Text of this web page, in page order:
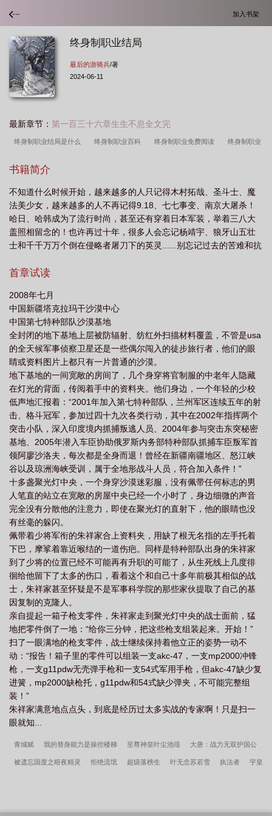
加入书架
终身制职业结局
最后的游骑兵/著
2024-06-11
最新章节： 第一百三十六章生生不息全文完
终身制职业结局是什么 终身制职业百科 终身制职业免费阅读 终身制职业
全集 终身制职业结局
制的职业 终身制职业百度百科 终身制的职业有哪些
书籍简介
不知道什么时候开始，越来越多的人只记得木村拓哉、圣斗士、魔
法美少女，越来越多的人不再记得9.18、七七事变、南京大屠杀！
哈日、哈韩成为了流行时尚，甚至还有穿着日本军装，举着三八大
盖照相留念的！也许再过十年，很多人会忘记杨靖宇、狼牙山五壮
士和千千万万个倒在侵略者屠刀下的英灵......别忘记过去的苦难和抗
类的思维模式，探索一种新的强国道路，没有yy，没有h文，只有在
来幻想，请勿与现实挂钩
首章试读
2008年七月
中国新疆塔克拉玛干沙漠中心
中国第七特种部队沙漠基地
全封闭的地下基地上层被防辐射、纺红外扫描材料覆盖，不管是usa
的全天候军事侦察卫星还是一些偶尔闯入的徒步旅行者，他们的眼
睛或资料图片上都只有一片普通的沙漠。
地下基地的一间宽敞的房间了，几个身穿将官制服的中老年人隐藏
在灯光的背面，传阅着手中的资料夹。他们身边，一个年轻的少校
低声地汇报着：“2001年加入第七特种部队，兰州军区连续五年的射
击、格斗冠军，参加过四十九次各类行动，其中在2002年指挥两个
突击小队，深入印度境内抓捕叛逃人员、2004年参与突击东突秘密
基地、2005年潜入车臣协助俄罗斯内务部特种部队抓捕车臣叛军首
领阿廖沙洛夫，每次都是全身而退！曾经在新疆南疆地区、怒江峡
谷以及琼洲海峡受训，属于全地形战斗人员，符合加入条件！”
十多盏聚光灯中央，一个身穿沙漠迷彩服，没有佩带任何标志的男
人笔直的站立在宽敞的房屋中央已经一个小时了，身边细微的声音
完全没有分散他的注意力，即使在聚光灯的直射下，他的眼睛也没
有丝毫的躲闪。
佩带着少将军衔的朱祥家合上资料夹，用缺了根无名指的左手托着
下巴，摩挲着靠近喉结的一道伤疤。同样是特种部队出身的朱祥家
到了少将的位置已经不可能再有升职的可能了，从生死线上几度徘
徊给他留下了太多的伤口，看着这个和自己十多年前极其相似的战
士，朱祥家甚至怀疑是不是军事科学院的那些家伙提取了自己的基
因复制的克隆人。
亲自提起一箱子枪支零件，朱祥家走到聚光灯中央的战士面前，猛
地把零件倒了一地：“给你三分钟，把这些枪支组装起来。开始！”
扫了一眼满地的枪支零件，战士继续保持着他立正的姿势一动不
动：“报告！箱子里的零件可以组装一支akc-47，一支mp2000冲锋
枪，一支g11pdw无壳弹手枪和一支54式军用手枪，但akc-47缺少复
进簧，mp2000缺枪托，g11pdw和54式缺少弹夹，不可能完整组
装！”
朱祥家满意地点点头，到底是经历过太多实战的专家啊！只是扫一
眼就知...
青城赋 我的替身能力是操控楼梯 至尊神皇叶尘池瑶 大唐：战力无双护国公
被遗忘国度之暗夜精灵 拒绝流氓 超级落榜生 叶无念苏若雪 执法者 宇皇